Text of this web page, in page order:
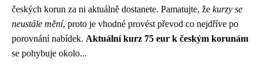
českých korun za ni aktuálně dostanete. Pamatujte, že kurzy se
neustále mění, proto je vhodné provést převod co nejdříve po
porovnání nabídek. Aktuální kurz 75 eur k českým korunám
se pohybuje okolo...